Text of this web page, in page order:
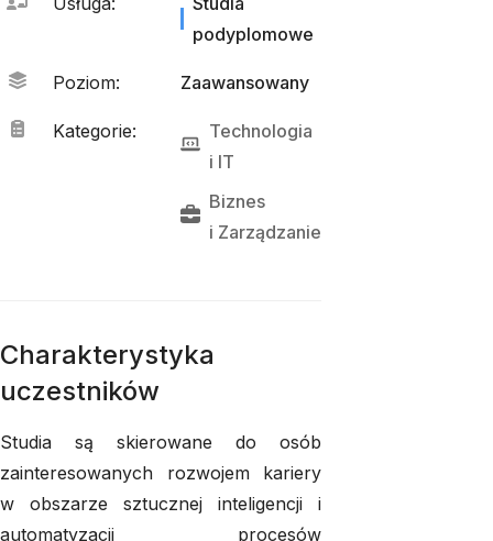
podyplomowe
Poziom: Zaawansowany
Kategorie:
Technologia
i IT
Biznes
i Zarządzanie
Charakterystyka
uczestników
Studia są skierowane do osób
zainteresowanych rozwojem kariery
w obszarze sztucznej inteligencji i
automatyzacji procesów